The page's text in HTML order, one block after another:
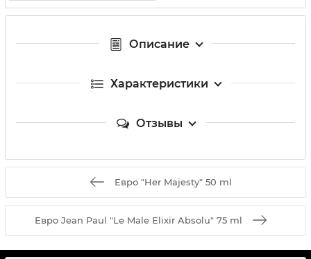
Описание
Характеристики
Отзывы
Евро "Her Majesty" 50 ml
Евро Jean Paul "Le Male Elixir Absolu" 75 ml